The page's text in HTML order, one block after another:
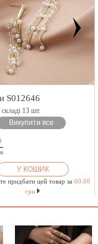
S012646
13 шт.
Викупити все
У КОШИК
придбати цей товар за 60.00
грн